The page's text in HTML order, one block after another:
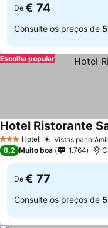
De € 74
Consulte os preços de
Escolha popular
3 EstrelasHotel Vistas
Hotel Ristorante
8,2 Muito boa 1.764
De € 77
Consulte os preços de